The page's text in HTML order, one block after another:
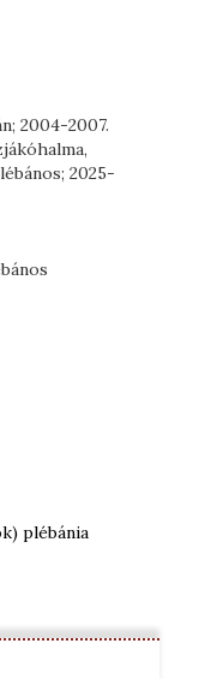
2004-2007.
2025-
plébánia